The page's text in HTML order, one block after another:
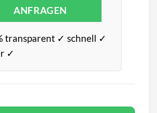
ANFRAGEN
transparent ✓ schnell ✓
✓